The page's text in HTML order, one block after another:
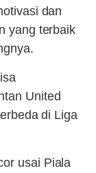
dan
yang terbaik
United
di Liga
usai Piala